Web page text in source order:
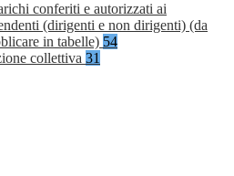
conferiti e autorizzati ai
(dirigenti e non dirigenti) (da
in tabelle) 54
collettiva 31